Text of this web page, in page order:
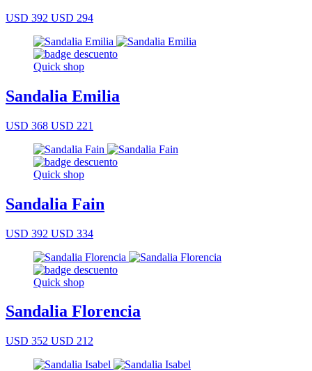
USD 392 USD 294
Quick shop
Sandalia Emilia
USD 368 USD 221
Quick shop
Sandalia Fain
USD 392 USD 334
Quick shop
Sandalia Florencia
USD 352 USD 212